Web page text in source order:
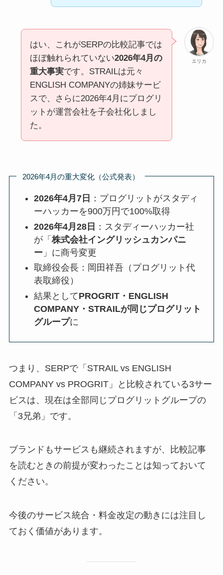
エリカ
はい、これがSERPの比較記事では
ほぼ触れられていない2026年4月の
重大事実です。STRAILは元々
ENGLISH COMPANYの姉妹サービ
スで、さらに2026年4月にプログリ
ットが運営会社を子会社化しまし
た。
2026年4月の重大変化（公式発表）
2026年4月7日 ：プログリットがスタディ
ーハッカーを900万円で100%取得
2026年4月28日 ：スタディーハッカー社
が「株式会社イングリッシュカンパニ
ー 」に商号変更
取締役会長：岡田祥吾（プログリット代
表取締役）
結果としてPROGRIT・ENGLISH
COMPANY・STRAILが同じプログリット
グループに
つまり、SERPで「STRAIL vs ENGLISH
COMPANY vs PROGRIT」と比較されている3サー
ビスは、現在は全部同じプログリットグループの
「3兄弟」です。
ブランドもサービスも継続されますが、比較記事
を読むときの前提が変わったことは知っておいて
ください。
今後のサービス統合・料金改定の動きには注目し
ておく価値があります。